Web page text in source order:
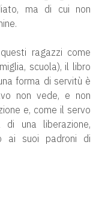
ma di cui non
ragazzi come
scuola), il libro
forma di servitù è
non vede, e non
e, come il servo
di una liberazione,
ai suoi padroni di